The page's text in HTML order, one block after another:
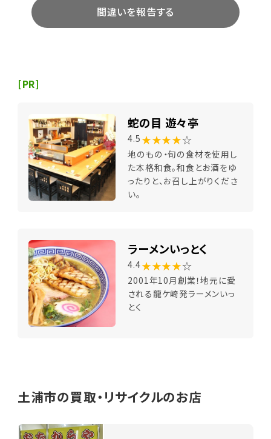
間違いを報告する
[PR]
蛇の目 遊々亭
4.5 ★★★★☆
地のもの・旬の食材を使用し
た本格和食。和食とお酒をゆ
ったりと、お召し上がりくださ
い。
ラーメンいっとく
4.4★★★★☆
2001年10月創業！地元に愛
される龍ケ崎発ラーメンいっ
とく
土浦市の買取・リサイクルのお店